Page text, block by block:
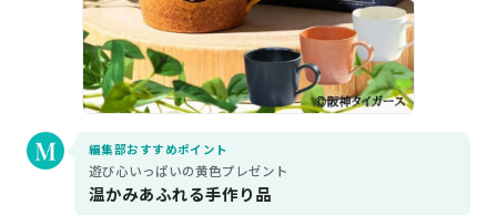
編集部おすすめポイント
遊び心いっぱいの黄色プレゼント
温かみあふれる手作り品